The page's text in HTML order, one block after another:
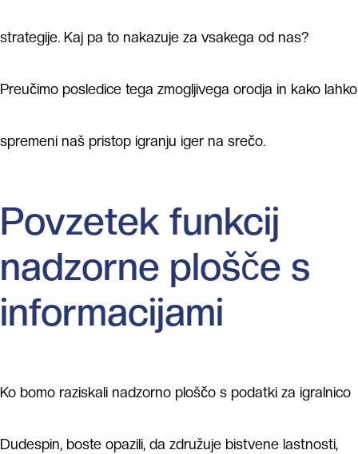
strategije. Kaj pa to nakazuje za vsakega od nas?
Preučimo posledice tega zmogljivega orodja in kako lahko
spremeni naš pristop igranju iger na srečo.
Povzetek funkcij
nadzorne plošče s
informacijami
Ko bomo raziskali nadzorno ploščo s podatki za igralnico
Dudespin, boste opazili, da združuje bistvene lastnosti,